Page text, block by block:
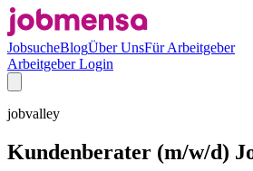
JobsucheBlogÜber UnsFür Arbeitgeber
Arbeitgeber Login
jobvalley
Kundenberater (m/w/d)